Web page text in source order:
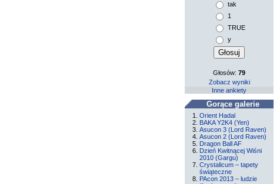
tak
1
TRUE
y
Głosów:79
Zobacz wyniki
Inne ankiety
Gorące galerie
Orient Hadal
BAKA Y2K4 (Yen)
Asucon 3 (Lord Raven)
Asucon 2 (Lord Raven)
Dragon Ball AF
Dzień Kwitnącej Wiśni
2010 (Gargu)
Crystalicum – tapety
świąteczne
PAcon 2013 – ludzie